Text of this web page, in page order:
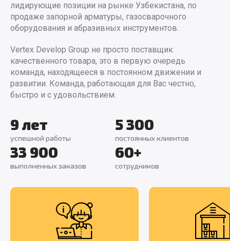
лидирующие позиции на рынке Узбекистана, по
продаже запорной арматуры, газосварочного
оборудования и абразивных инструментов.
Vertex Develop Group не просто поставщик
качественного товара, это в первую очередь
команда, находящееся в постоянном движении и
развитии. Команда, работающая для Вас честно,
быстро и с удовольствием.
9 лет
успешной работы
5 300
постоянных клиентов
33 900
выполненных заказов
60+
сотрудников